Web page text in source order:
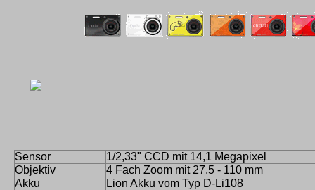
Sensor
1/2,33" CCD mit 14,1 Megapixel
Objektiv
4 Fach Zoom mit 27,5 - 110 mm
Akku
Lion Akku vom Typ D-Li108